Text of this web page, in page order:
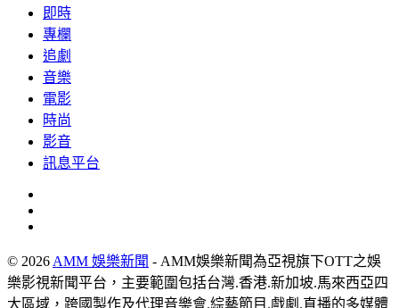
即時
專欄
追劇
音樂
電影
時尚
影音
訊息平台
© 2026 AMM 娛樂新聞 - AMM娛樂新聞為亞視旗下OTT之娛
樂影視新聞平台，主要範圍包括台灣.香港.新加坡.馬來西亞四
大區域，跨國製作及代理音樂會.綜藝節目.戲劇.直播的多媒體